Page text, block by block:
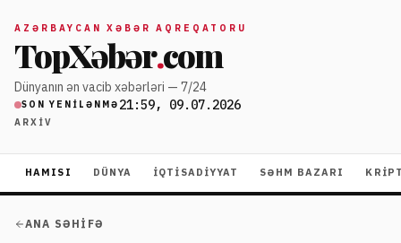
AZƏRBAYCAN XƏBƏR AQREQATORU
TopXəbər.com
Dünyanın ən vacib xəbərləri — 7/24
SON YENILƏNMƏ 21:59, 09.07.2026
ARXIV
HAMISI DÜNYA İQTISADIYYAT SƏHM BAZARI
ANA SƏHIFƏ